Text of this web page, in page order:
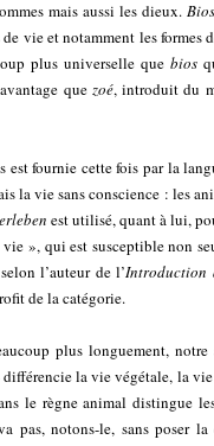
mais aussi les dieux. Bios
vie et notamment les formes
plus universelle que bios
que zoé, introduit du
fournie cette fois par la
la vie sans conscience : les
est utilisé, quant à lui,
», qui est susceptible non
l’auteur de l’Introduction
de la catégorie.
plus longuement,
différencie la vie végétale, la
le règne animal distingue
pas, notons-le, sans poser la